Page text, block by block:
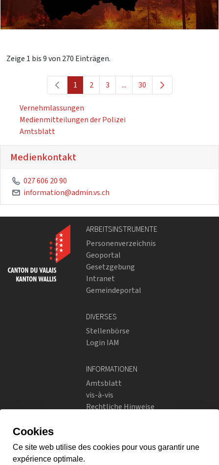
Zeige 1 bis 9 von 270 Einträgen.
1 2 3 ... 30
Vernehmlassungen
Medienmitteilungen der Polizei
Amtsblatt
Medienkontakt
027 606 20 90
information@admin.vs.ch
ARBEITSINSTRUMENTE
Personenverzeichnis
Geoportal
Gesetzgebung
Intranet
Gemeindeportal
DIVERSES
Stellenbörse
Login IAM
INFORMATIONEN
Amtsblatt
vis-à-vis
Rechtliche Hinweise